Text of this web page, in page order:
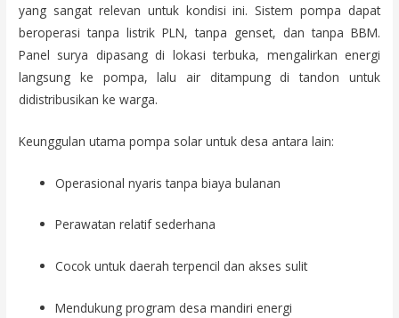
yang sangat relevan untuk kondisi ini. Sistem pompa dapat
beroperasi tanpa listrik PLN, tanpa genset, dan tanpa BBM.
Panel surya dipasang di lokasi terbuka, mengalirkan energi
langsung ke pompa, lalu air ditampung di tandon untuk
didistribusikan ke warga.
Keunggulan utama pompa solar untuk desa antara lain:
Operasional nyaris tanpa biaya bulanan
Perawatan relatif sederhana
Cocok untuk daerah terpencil dan akses sulit
Mendukung program desa mandiri energi